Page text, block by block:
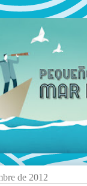
de 2012